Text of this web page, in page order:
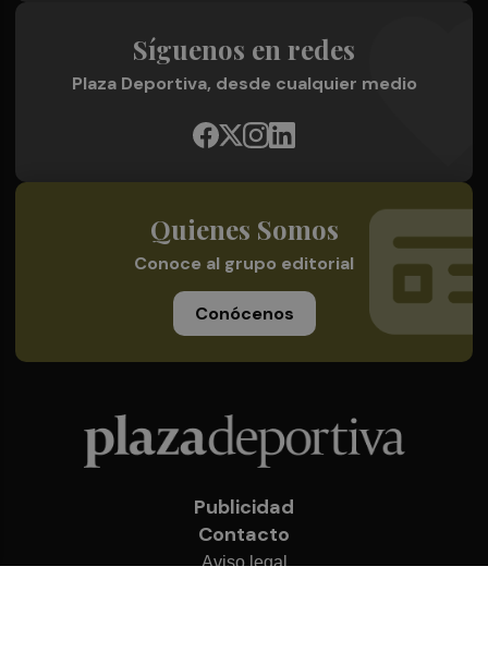
Síguenos en redes
Plaza Deportiva, desde cualquier medio
Quienes Somos
Conoce al grupo editorial
Conócenos
Publicidad
Contacto
Aviso legal